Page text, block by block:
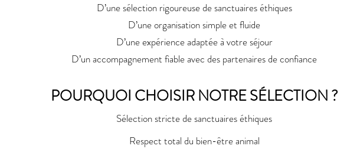
D’une sélection rigoureuse de sanctuaires éthiques
D’une organisation simple et fluide
D’une expérience adaptée à votre séjour
D’un accompagnement fiable avec des partenaires de confiance
POURQUOI CHOISIR NOTRE SÉLECTION ?
Sélection stricte de sanctuaires éthiques
Respect total du bien-être animal